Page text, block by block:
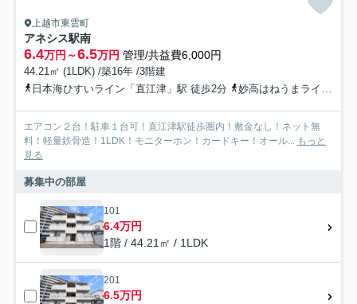
上越市東雲町
アネシス駅南
6.4万円～6.5万円 管理/共益費6,000円
44.21㎡ (1LDK) /築16年 /3階建
日本海ひすいライン「直江津」駅 徒歩2分
妙高はねうまライン「直江津」駅 徒歩2分
エアコン２台！駐車１台可！直江津駅徒歩圏内！敷金なし！ネット無
料！軽量鉄骨造！1LDK！モニターホン！カードキー！オール...
もっと
見る
募集中の部屋
101
6.4万円
1階 / 44.21㎡ / 1LDK
201
6.5万円